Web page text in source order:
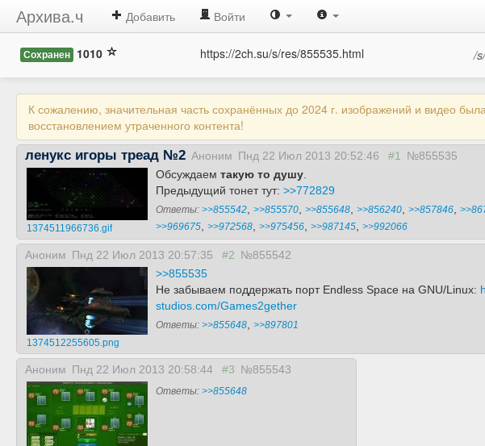
Архива.ч Добавить Войти
Сохранен 1010 https://2ch.su/s/res/855535.html /
К сожалению, значительная часть сохранённых до 2024 г. изображений и видео
восстановлением утраченного контента!
ленукс игоры треад №2 Аноним Пнд 22 Июл 2013 20:52:46 #1 №855535
1374511966736.gif
Обсуждаем такую то душу
Предыдущий тонет тут: >>772829
Ответы: >>855542 >>855570 >>855648 >>856240 >>857846
>>969675 >>972568 >>975456 >>987145 >>992066
Аноним Пнд 22 Июл 2013 20:57:35 #2 №855542
1374512255605.png
>>855535
Не забываем поддержать порт Endless Space на GNU/Linux:
studios.com/Games2gether
Ответы: >>855648 >>897801
Аноним Пнд 22 Июл 2013 20:58:44 #3 №855543
Ответы: >>855648